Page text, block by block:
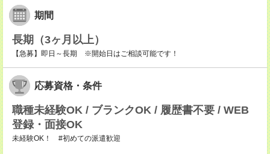
期間
長期（3ヶ月以上）
【急募】即日～長期 ※開始日はご相談可能です！
応募資格・条件
職種未経験OK / ブランクOK / 履歴書不要 / WEB
登録・面接OK
未経験OK！ #初めての派遣歓迎